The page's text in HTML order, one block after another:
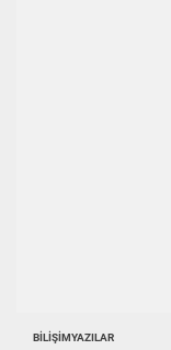
BILIŞIMYAZILAR